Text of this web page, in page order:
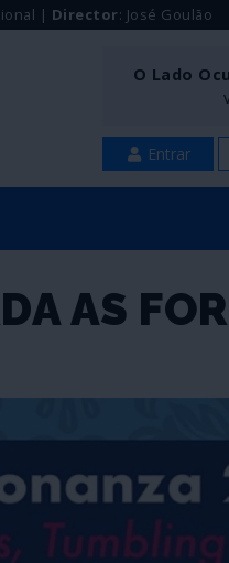
| Director: José Goulão
O Lado
Entrar
AS